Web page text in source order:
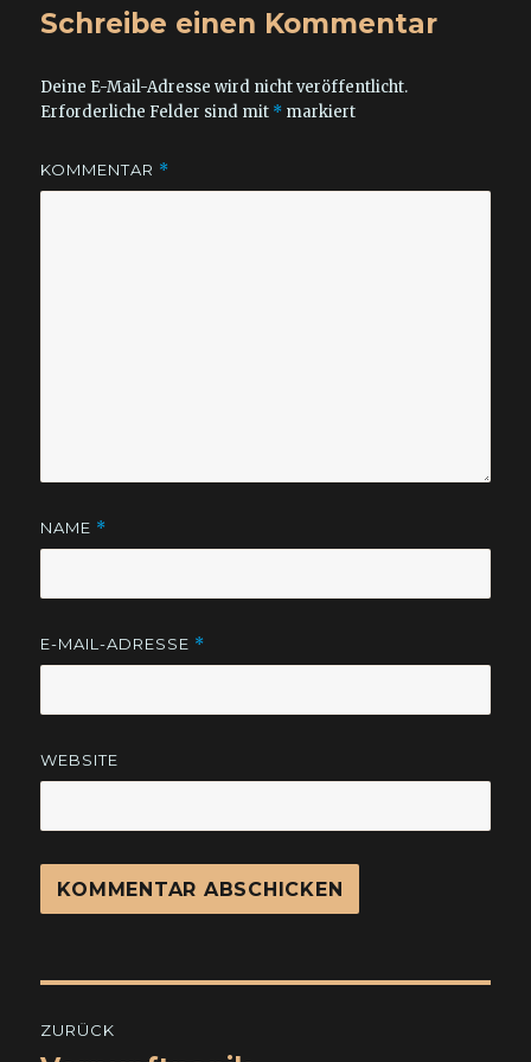
Schreibe einen Kommentar
Deine E-Mail-Adresse wird nicht veröffentlicht.
Erforderliche Felder sind mit * markiert
KOMMENTAR *
NAME *
E-MAIL-ADRESSE *
WEBSITE
ZURÜCK